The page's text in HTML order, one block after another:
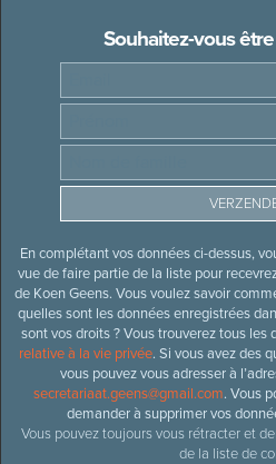
Souhaitez-vous
En complétant vos données ci-dessus,
vue de faire partie de la liste pour
de Koen Geens. Vous voulez savoir
quelles sont les données enregistrées
sont vos droits ? Vous trouverez tous les
relative à la vie privée. Si vous avez des
vous pouvez vous adresser à
secretariaat.geens@gmail.com. Vous
demander à supprimer vos
Vous pouvez toujours vous rétracter et
de la liste de